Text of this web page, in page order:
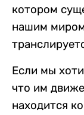
котором
нашим
Если мы
что им
находится